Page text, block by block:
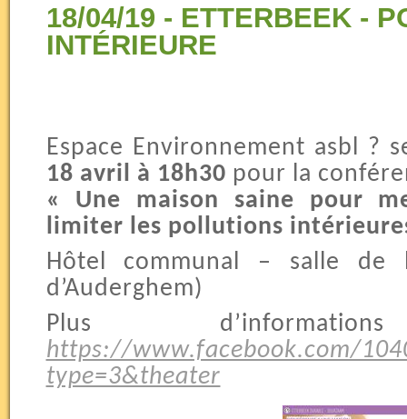
18/04/19 - ETTERBEEK -
INTÉRIEURE
Espace Environnement asbl ?
18 avril à 18h30 pour la
« Une maison saine pour
limiter les pollutions
Hôtel communal – salle de
d’Auderghem)
Plus
https://www.facebook.com/
type=3&theater